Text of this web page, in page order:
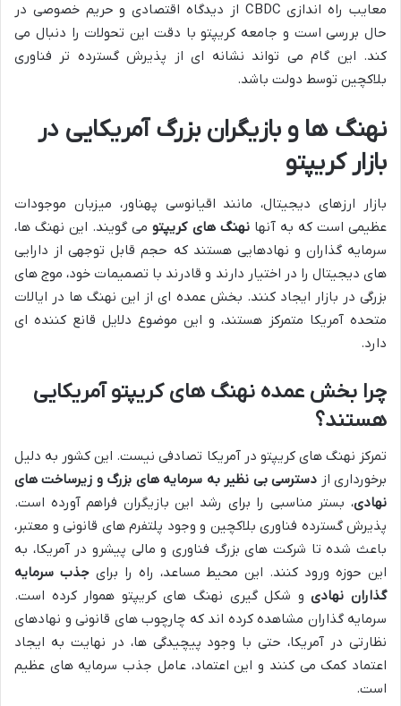
معایب راه اندازی CBDC از دیدگاه اقتصادی و حریم خصوصی در
حال بررسی است و جامعه کریپتو با دقت این تحولات را دنبال می
کند. این گام می تواند نشانه ای از پذیرش گسترده تر فناوری
بلاکچین توسط دولت باشد.
نهنگ ها و بازیگران بزرگ آمریکایی در
بازار کریپتو
بازار ارزهای دیجیتال، مانند اقیانوسی پهناور، میزبان موجودات
عظیمی است که به آنهانهنگ های کریپتومی گویند. این نهنگ ها،
سرمایه گذاران و نهادهایی هستند که حجم قابل توجهی از دارایی
های دیجیتال را در اختیار دارند و قادرند با تصمیمات خود، موج های
بزرگی در بازار ایجاد کنند. بخش عمده ای از این نهنگ ها در ایالات
متحده آمریکا متمرکز هستند، و این موضوع دلایل قانع کننده ای
دارد.
چرا بخش عمده نهنگ های کریپتو آمریکایی
هستند؟
تمرکز نهنگ های کریپتو در آمریکا تصادفی نیست. این کشور به دلیل
برخورداری از دسترسی بی نظیر به سرمایه های بزرگ و زیرساخت های
نهادی، بستر مناسبی را برای رشد این بازیگران فراهم آورده است.
پذیرش گسترده فناوری بلاکچین و وجود پلتفرم های قانونی و معتبر،
باعث شده تا شرکت های بزرگ فناوری و مالی پیشرو در آمریکا، به
این حوزه ورود کنند. این محیط مساعد، راه را برایجذب سرمایه
گذاران نهادیو شکل گیری نهنگ های کریپتو هموار کرده است.
سرمایه گذاران مشاهده کرده اند که چارچوب های قانونی و نهادهای
نظارتی در آمریکا، حتی با وجود پیچیدگی ها، در نهایت به ایجاد
اعتماد کمک می کنند و این اعتماد، عامل جذب سرمایه های عظیم
است.